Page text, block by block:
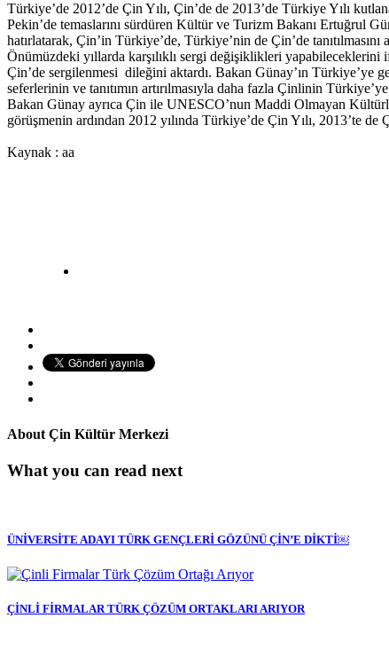
Türkiye’de 2012’de Çin Yılı, Çin’de de 2013’de Türkiye Yılı
Pekin’de temaslarını sürdüren Kültür ve Turizm Bakanı Ertuğrul
hatırlatarak, Çin’in Türkiye’de, Türkiye’nin de Çin’de
Önümüzdeki yıllarda karşılıklı sergi değişiklikleri
Çin’de sergilenmesi dileğini aktardı. Bakan Günay’ın Türkiye’ye
seferlerinin ve tanıtımın artırılmasıyla daha fazla Çinlinin
Bakan Günay ayrıca Çin ile UNESCO’nun Maddi Olmayan
görüşmenin ardından 2012 yılında Türkiye’de Çin Yılı, 2013’te
Kaynak : aa
About Çin Kültür Merkezi
What you can read next
ÜNİVERSİTE ADAYI TÜRK GENÇLERİ GÖZÜNÜ ÇİN’E DİKTİ￼
ÇİNLİ FİRMALAR TÜRK ÇÖZÜM ORTAKLARI ARIYOR